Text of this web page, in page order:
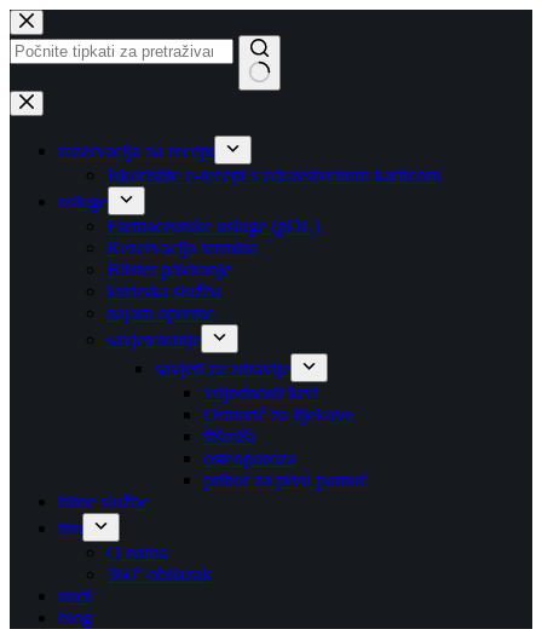
Preskoči
na
sadržaj
Nema
rezultata.
rezervacija na recept
Iskoristite e-recept s zdravstvenom karticom
usluge
Farmaceutske usluge (pDL)
Rezervacija termina
Blister pakiranje
kurirska služba
najam opreme
savjetovanje
savjeti za zdravlje
vrijednosti krvi
Ormarić za lijekove
šišmiši
osteoporoza
pribor za prvu pomoć
hitne službe
tim
O nama
360° obilazak
nudi
blog